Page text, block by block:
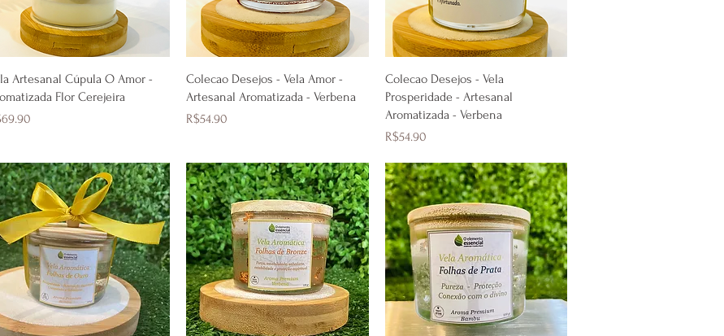
Quick View
Artesanal Cúpula O Amor -
Flor Cerejeira
Quick View
Colecao Desejos - Vela Amor -
Artesanal Aromatizada - Verbena
Price
R$54.90
Quick View
Colecao Desejos - Vela
Prosperidade - Artesanal
Aromatizada - Verbena
Price
R$54.90